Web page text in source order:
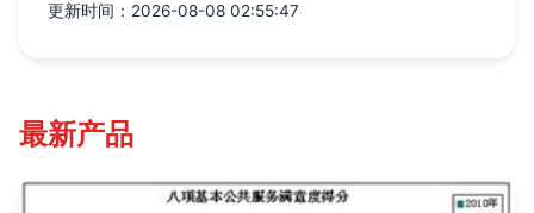
更新时间：2026-08-08 02:55:47
最新产品